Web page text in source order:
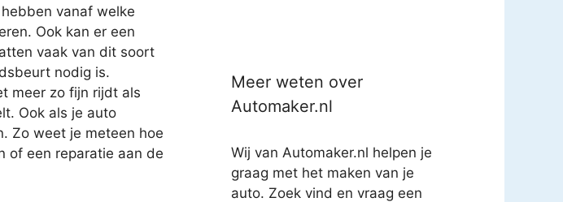
vanaf welke
Ook kan er een
vaak van dit soort
nodig is.
meer zo fijn rijdt als
Ook als je auto
Zo weet je meteen hoe
of een reparatie aan de
Meer weten over
Automaker.nl
Wij van Automaker.nl helpen je
graag met het maken van je
auto. Zoek vind en vraag een